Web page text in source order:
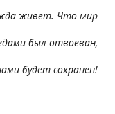
живет. Что мир
был отвоеван,
будет сохранен!